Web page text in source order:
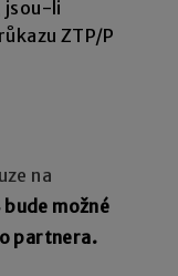
jsou-li
ZTP/P
na
bude možné
partnera.